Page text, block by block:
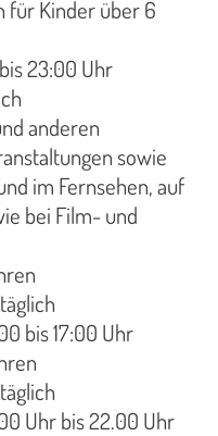
für Kinder über 6
23:00 Uhr
anderen
sowie
im Fernsehen, auf
bei Film- und
bis 17:00 Uhr
Uhr bis 22.00 Uhr